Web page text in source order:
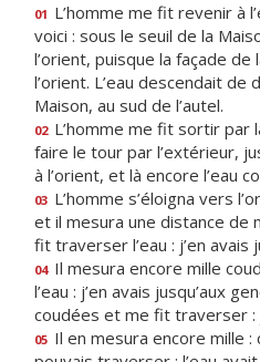
01 L’homme me fit revenir à
voici : sous le seuil de la
l’orient, puisque la façade
l’orient. L’eau descendait
Maison, au sud de l’autel.
02 L’homme me fit sortir
faire le tour par l’extérieur,
à l’orient, et là encore l’eau
03 L’homme s’éloigna vers
et il mesura une distance de
fit traverser l’eau : j’en avais
04 Il mesura encore mille
l’eau : j’en avais jusqu’aux
coudées et me fit traverser :
05 Il en mesura encore mille